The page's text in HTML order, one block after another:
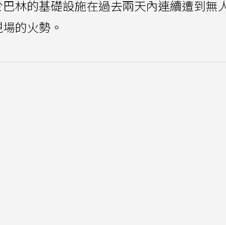
林的基礎設施在過去兩天內連續遭到無
的火勢。